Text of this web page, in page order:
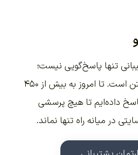
تنها پاسخ‌گویی نیست؛
همراهی در مسیر ساختن است. تا امروز به بیش از ۴۵۰
داده‌ایم تا هیچ پرسشی
در میانه راه تنها نماند.